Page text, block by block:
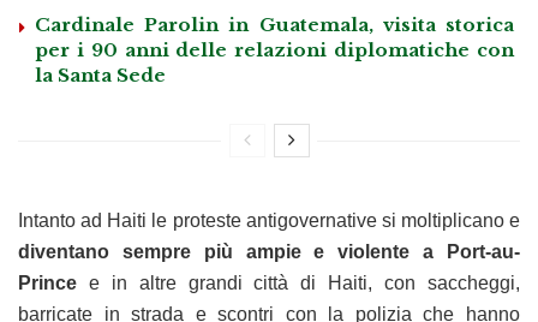
Cardinale Parolin in Guatemala, visita storica
per i 90 anni delle relazioni diplomatiche con
la Santa Sede
Intanto ad Haiti le proteste antigovernative si moltiplicano e
diventano sempre più ampie e violente a Port-au-
Prince e in altre grandi città di Haiti, con saccheggi,
barricate in strada e scontri con la polizia che hanno